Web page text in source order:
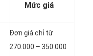
Mức giá
Đơn giá chỉ từ
270.000 – 350.000